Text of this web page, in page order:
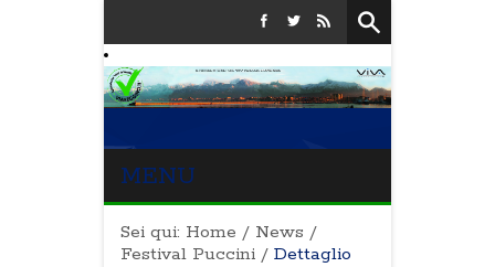
MENU
Sei qui: Home / News /
Festival Puccini / Dettaglio